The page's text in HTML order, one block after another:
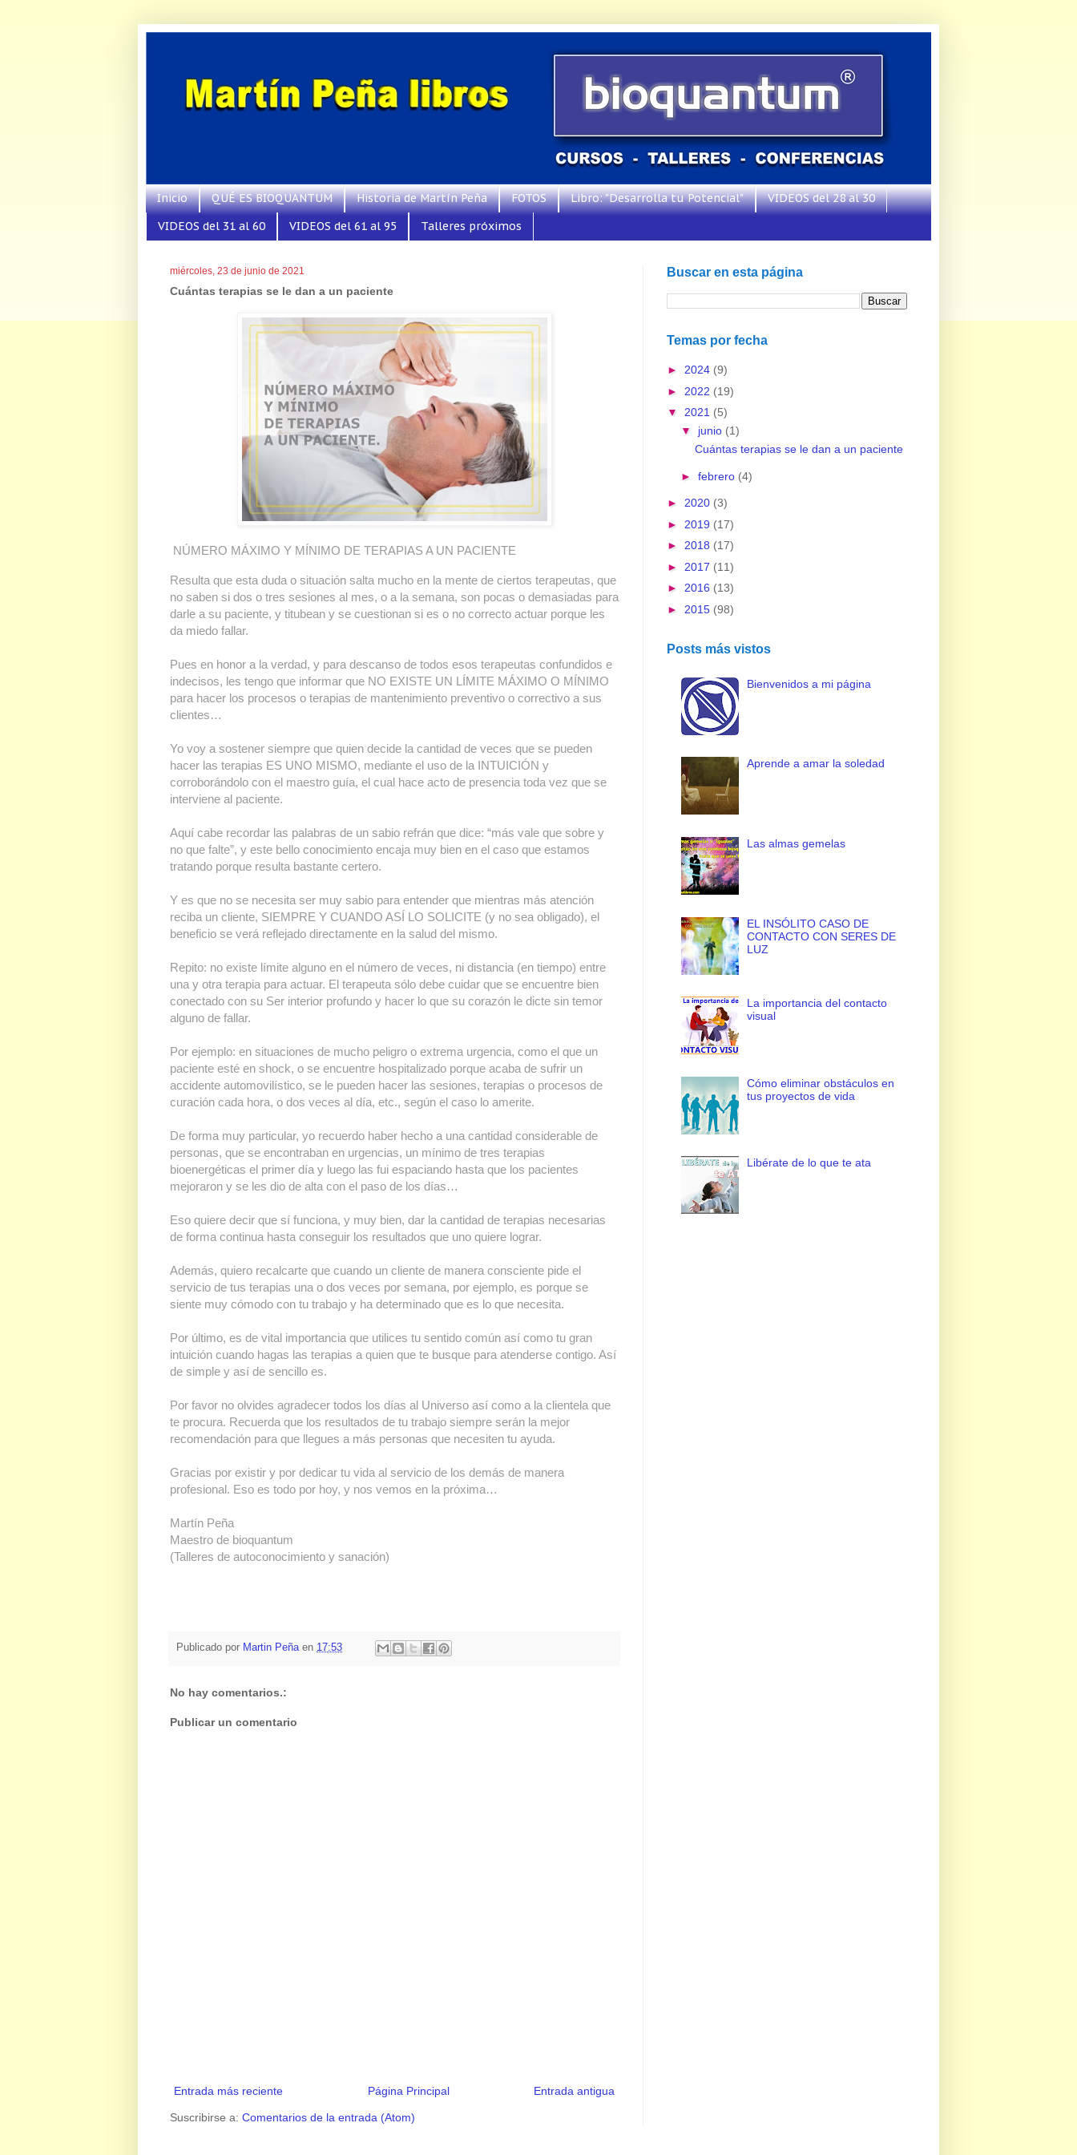
Inicio QUÉ ES BIOQUANTUM Historia de Martín Peña FOTOS Libro: "Desarrolla tu Potencial"
VIDEOS del 28 al 30
VIDEOS del 31 al 60
VIDEOS del 61 al 95 Talleres próximos
miércoles, 23 de junio de 2021
Cuántas terapias se le dan a un paciente
NÚMERO MÁXIMO Y MÍNIMO DE TERAPIAS A UN PACIENTE
Resulta que esta duda o situación salta mucho en la mente de ciertos terapeutas, que
no saben si dos o tres sesiones al mes, o a la semana, son pocas o demasiadas para
darle a su paciente, y titubean y se cuestionan si es o no correcto actuar porque les
da miedo fallar.
Pues en honor a la verdad, y para descanso de todos esos terapeutas confundidos e
indecisos, les tengo que informar que NO EXISTE UN LÍMITE MÁXIMO O MÍNIMO
para hacer los procesos o terapias de mantenimiento preventivo o correctivo a sus
clientes…
Yo voy a sostener siempre que quien decide la cantidad de veces que se pueden
hacer las terapias ES UNO MISMO, mediante el uso de la INTUICIÓN y
corroborándolo con el maestro guía, el cual hace acto de presencia toda vez que se
interviene al paciente.
Aquí cabe recordar las palabras de un sabio refrán que dice: “más vale que sobre y
no que falte”, y este bello conocimiento encaja muy bien en el caso que estamos
tratando porque resulta bastante certero.
Y es que no se necesita ser muy sabio para entender que mientras más atención
reciba un cliente, SIEMPRE Y CUANDO ASÍ LO SOLICITE (y no sea obligado), el
beneficio se verá reflejado directamente en la salud del mismo.
Repito: no existe límite alguno en el número de veces, ni distancia (en tiempo) entre
una y otra terapia para actuar. El terapeuta sólo debe cuidar que se encuentre bien
conectado con su Ser interior profundo y hacer lo que su corazón le dicte sin temor
alguno de fallar.
Por ejemplo: en situaciones de mucho peligro o extrema urgencia, como el que un
paciente esté en shock, o se encuentre hospitalizado porque acaba de sufrir un
accidente automovilístico, se le pueden hacer las sesiones, terapias o procesos de
curación cada hora, o dos veces al día, etc., según el caso lo amerite.
De forma muy particular, yo recuerdo haber hecho a una cantidad considerable de
personas, que se encontraban en urgencias, un mínimo de tres terapias
bioenergéticas el primer día y luego las fui espaciando hasta que los pacientes
mejoraron y se les dio de alta con el paso de los días…
Eso quiere decir que sí funciona, y muy bien, dar la cantidad de terapias necesarias
de forma continua hasta conseguir los resultados que uno quiere lograr.
Además, quiero recalcarte que cuando un cliente de manera consciente pide el
servicio de tus terapias una o dos veces por semana, por ejemplo, es porque se
siente muy cómodo con tu trabajo y ha determinado que es lo que necesita.
Por último, es de vital importancia que utilices tu sentido común así como tu gran
intuición cuando hagas las terapias a quien que te busque para atenderse contigo. Así
de simple y así de sencillo es.
Por favor no olvides agradecer todos los días al Universo así como a la clientela que
te procura. Recuerda que los resultados de tu trabajo siempre serán la mejor
recomendación para que llegues a más personas que necesiten tu ayuda.
Gracias por existir y por dedicar tu vida al servicio de los demás de manera
profesional. Eso es todo por hoy, y nos vemos en la próxima…
Martín Peña
Maestro de bioquantum
(Talleres de autoconocimiento y sanación)
Publicado por Martin Peña en 17:53
No hay comentarios.:
Publicar un comentario
Entrada más reciente Entrada antigua
Página Principal
Suscribirse a: Comentarios de la entrada (Atom)
Buscar en esta página
Temas por fecha
► 2024 (9)
► 2022 (19)
▼ 2021 (5)
▼ junio (1)
Cuántas terapias se le dan a un paciente
► febrero (4)
► 2020 (3)
► 2019 (17)
► 2018 (17)
► 2017 (11)
► 2016 (13)
► 2015 (98)
Posts más vistos
Bienvenidos a mi página
Aprende a amar la soledad
Las almas gemelas
EL INSÓLITO CASO DE
CONTACTO CON SERES DE
LUZ
La importancia del contacto
visual
Cómo eliminar obstáculos en
tus proyectos de vida
Libérate de lo que te ata